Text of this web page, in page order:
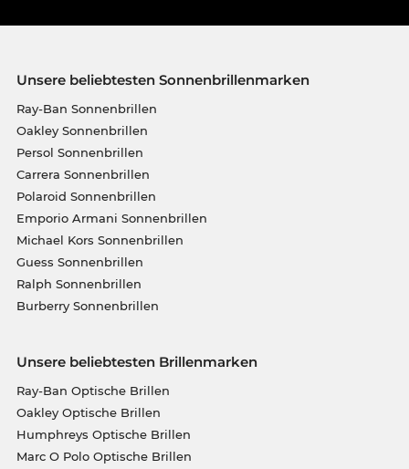
Unsere beliebtesten Sonnenbrillenmarken
Ray-Ban Sonnenbrillen
Oakley Sonnenbrillen
Persol Sonnenbrillen
Carrera Sonnenbrillen
Polaroid Sonnenbrillen
Emporio Armani Sonnenbrillen
Michael Kors Sonnenbrillen
Guess Sonnenbrillen
Ralph Sonnenbrillen
Burberry Sonnenbrillen
Unsere beliebtesten Brillenmarken
Ray-Ban Optische Brillen
Oakley Optische Brillen
Humphreys Optische Brillen
Marc O Polo Optische Brillen